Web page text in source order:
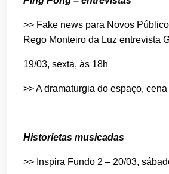
>> Fake news para Novos
Rego Monteiro da Luz entrevista
19/03, sexta, às 18h
>> A dramaturgia do espaço,
Historietas musicadas
>> Inspira Fundo 2 – 20/03,